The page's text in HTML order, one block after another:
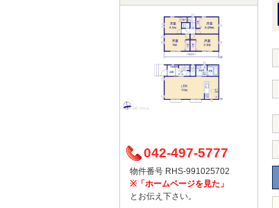
042-497-5777
物件番号 RHS-991025702
※「ホームページを見た」
とお伝え下さい。